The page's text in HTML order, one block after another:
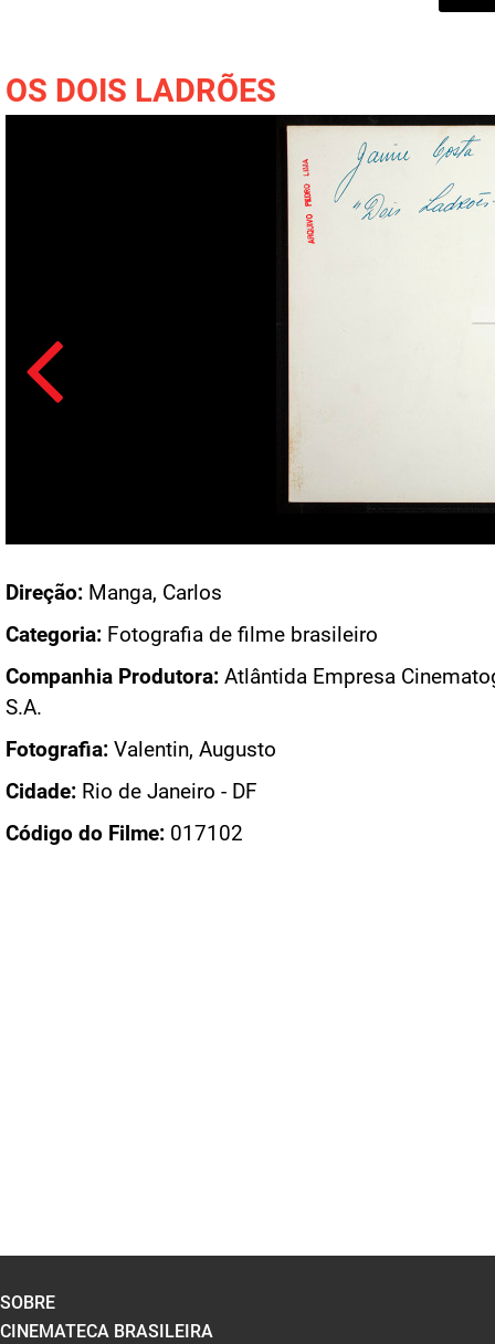
OS DOIS LADRÕES
Direção: Manga, Carlos
Categoria: Fotografia de filme brasileiro
Companhia Produtora: Atlântida Empresa
S.A.
Fotografia: Valentin, Augusto
Cidade: Rio de Janeiro - DF
Código do Filme: 017102
SOBRE
CINEMATECA BRASILEIRA